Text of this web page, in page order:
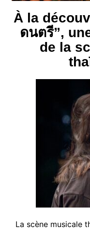
À la
ดนตรี”,
de la
La scène musicale